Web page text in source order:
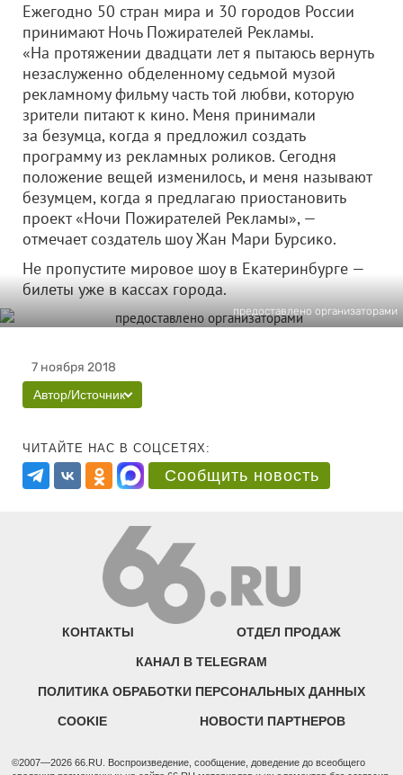
Ежегодно 50 стран мира и 30 городов России
принимают Ночь Пожирателей Рекламы.
«На протяжении двадцати лет я пытаюсь вернуть
незаслуженно обделенному седьмой музой
рекламному фильму часть той любви, которую
зрители питают к кино. Меня принимали
за безумца, когда я предложил создать
программу из рекламных роликов. Сегодня
положение вещей изменилось, и меня называют
безумцем, когда я предлагаю приостановить
проект «Ночи Пожирателей Рекламы», —
отмечает создатель шоу Жан Мари Бурсико.
Не пропустите мировое шоу в Екатеринбурге —
билеты уже в кассах города.
предоставлено организаторами
7 ноября 2018
Автор/Источник
ЧИТАЙТЕ НАС В СОЦСЕТЯХ:
Сообщить новость
КОНТАКТЫ ОТДЕЛ ПРОДАЖ
КАНАЛ В TELEGRAM
ПОЛИТИКА ОБРАБОТКИ ПЕРСОНАЛЬНЫХ ДАННЫХ
COOKIE НОВОСТИ ПАРТНЕРОВ
©2007—2026 66.RU. Воспроизведение, сообщение, доведение до всеобщего